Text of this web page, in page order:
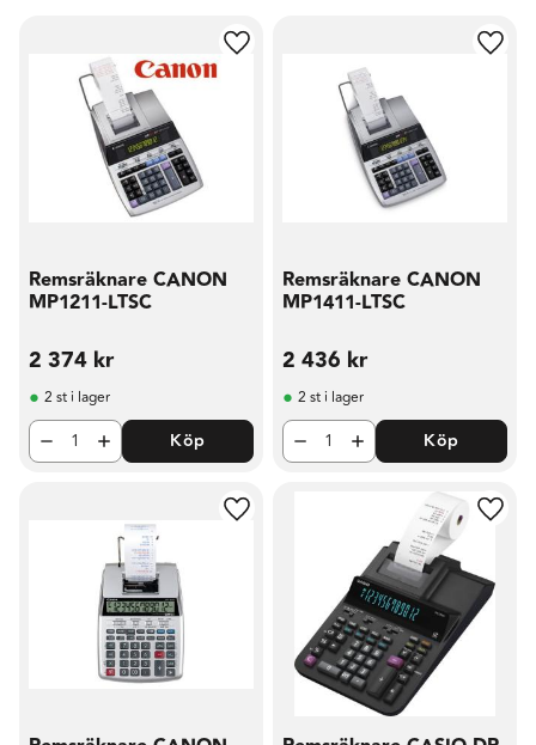
Remsräknare CANON
MP1211-LTSC
2 374 kr
Lägg till i favoriter
2 st i lager
Köp
Remsräknare CANON
MP1411-LTSC
2 436 kr
2 st i lager
Köp
Lägg till i favoriter